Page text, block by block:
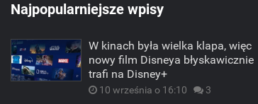
Najpopularniejsze wpisy
W kinach była wielka klapa, więc
nowy film Disneya błyskawicznie
trafi na Disney+
10 września o 16:10 3